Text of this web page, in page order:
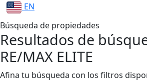
EN
Búsqueda de propiedades
Resultados de
RE/MAX ELITE
Afina tu búsqueda con los filtros